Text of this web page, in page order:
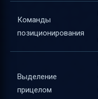
Команды
позиционирования
Выделение
прицелом